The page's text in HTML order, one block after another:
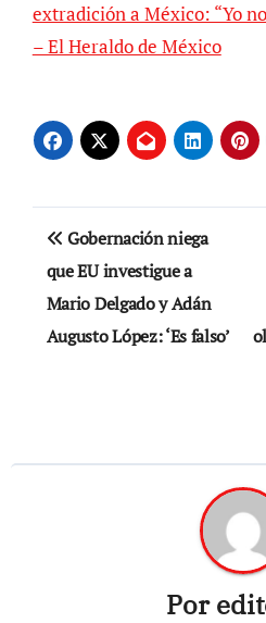
extradición a México: “Yo
– El Heraldo de México
Navegación
de
entradas
Gobernación niega
que EU investigue a
Mario Delgado y Adán
Augusto López: ‘Es falso’
Por